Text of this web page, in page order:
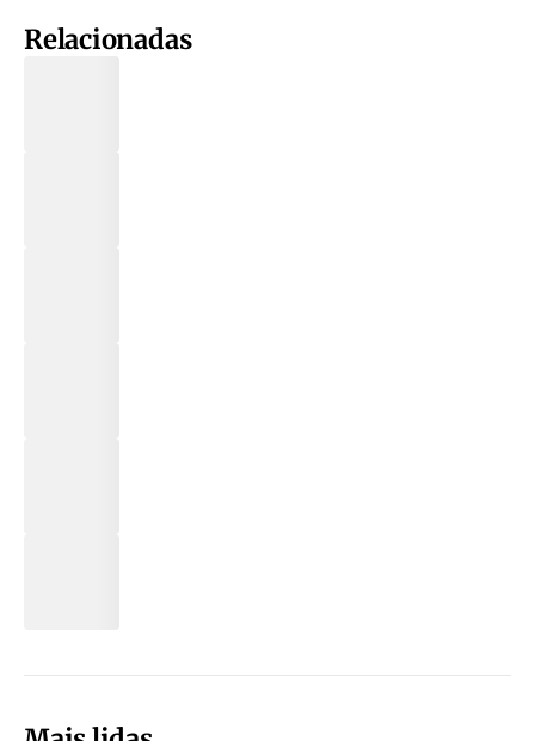
Relacionadas